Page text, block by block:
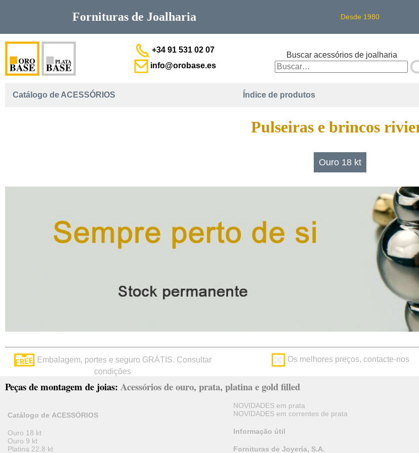
Fornituras de Joalharia Desde 1980
+34 91 531 02 07
info@orobase.es
Buscar acessórios de joalharia
Catálogo de ACESSÓRIOS Índice de produtos
Pulseiras e brincos
Ouro 18 kt
Embalagem, portes e seguro GRÁTIS. Consultar
condições
Os melhores preços, contacte-nos
Peças de montagem de joias: Acessórios de ouro, prata, platina e gold filled
Catálogo de ACESSÓRIOS
Ouro 18 kt
Ouro 9 kt
Platina 22.8 kt
NOVIDADES em prata
NOVIDADES em correntes de prata
Informação útil
Fornituras de Joyería, S.A.